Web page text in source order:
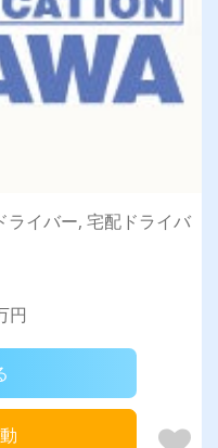
ライバー, 宅配ドライバ
円